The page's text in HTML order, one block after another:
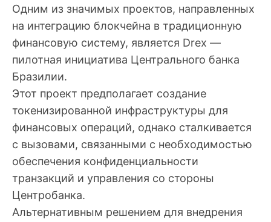
Одним из значимых проектов, направленных
на интеграцию блокчейна в традиционную
финансовую систему, является Drex —
пилотная инициатива Центрального банка
Бразилии.
Этот проект предполагает создание
токенизированной инфраструктуры для
финансовых операций, однако сталкивается
с вызовами, связанными с необходимостью
обеспечения конфиденциальности
транзакций и управления со стороны
Центробанка.
Альтернативным решением для внедрения